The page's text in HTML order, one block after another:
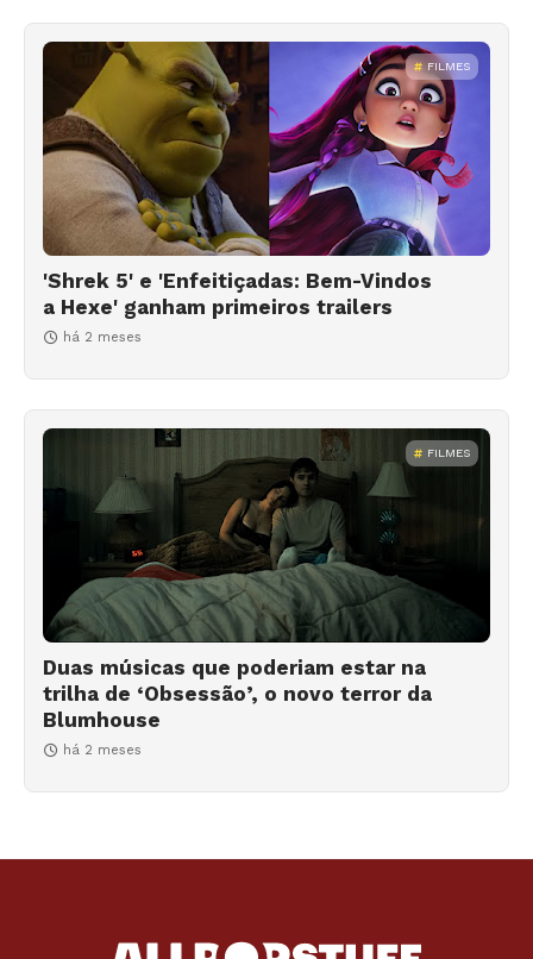
FILMES
'Shrek 5' e 'Enfeitiçadas: Bem-Vindos
a Hexe' ganham primeiros trailers
há 2 meses
FILMES
Duas músicas que poderiam estar na
trilha de ‘Obsessão’, o novo terror da
Blumhouse
há 2 meses